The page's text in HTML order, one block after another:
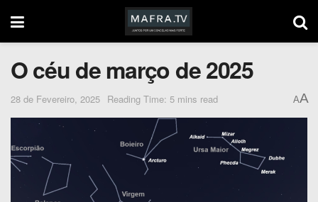
O céu de março de 2025
28 de Fevereiro, 2025 Reading Time: 5 mins read AA